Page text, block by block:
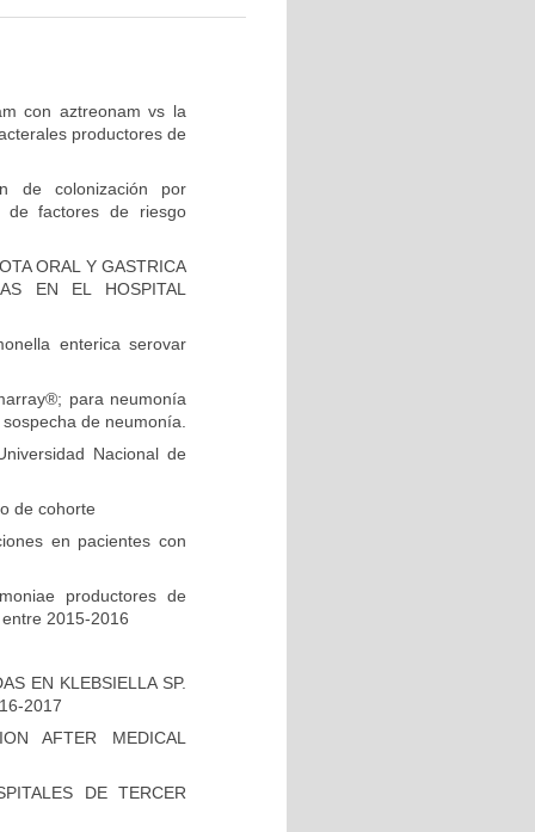
con aztreonam vs la
productores de
de colonización por
de factores de riesgo
ORAL Y GASTRICA
EN EL HOSPITAL
enterica serovar
para neumonía
de neumonía.
Nacional de
de cohorte
en pacientes con
productores de
2015-2016
EN KLEBSIELLA SP.
2017
AFTER MEDICAL
DE TERCER